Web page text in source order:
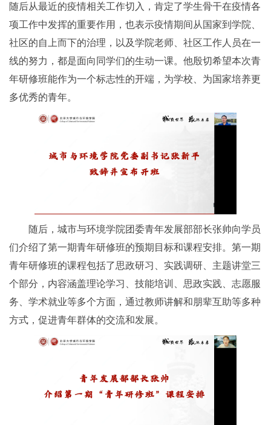
随后从最近的疫情相关工作切入，肯定了学生骨干在疫情各
项工作中发挥的重要作用，也表示疫情期间从国家到学院、
社区的自上而下的治理，以及学院老师、社区工作人员在一
线的努力，都是面向同学们的生动一课。他殷切希望本次青
年研修班能作为一个标志性的开端，为学校、为国家培养更
多优秀的青年。
随后，城市与环境学院团委青年发展部部长张帅向学员
们介绍了第一期青年研修班的预期目标和课程安排。第一期
青年研修班的课程包括了思政研习、实践调研、主题讲堂三
个部分，内容涵盖理论学习、技能培训、思政实践、志愿服
务、学术就业等多个方面，通过教师讲解和朋辈互助等多种
方式，促进青年群体的交流和发展。